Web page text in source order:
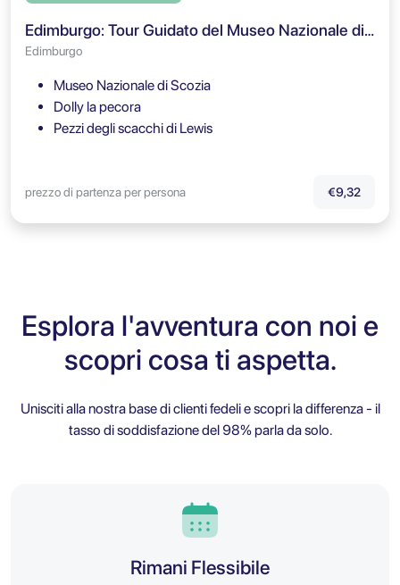
Edimburgo: Tour Guidato del Museo Nazionale di Scozia - BOOKING.COM
Edimburgo
Museo Nazionale di Scozia
Dolly la pecora
Pezzi degli scacchi di Lewis
prezzo di partenza per persona €9,32
Esplora l'avventura con noi e
scopri cosa ti aspetta.
Unisciti alla nostra base di clienti fedeli e scopri la differenza - il
tasso di soddisfazione del 98% parla da solo.
Rimani Flessibile